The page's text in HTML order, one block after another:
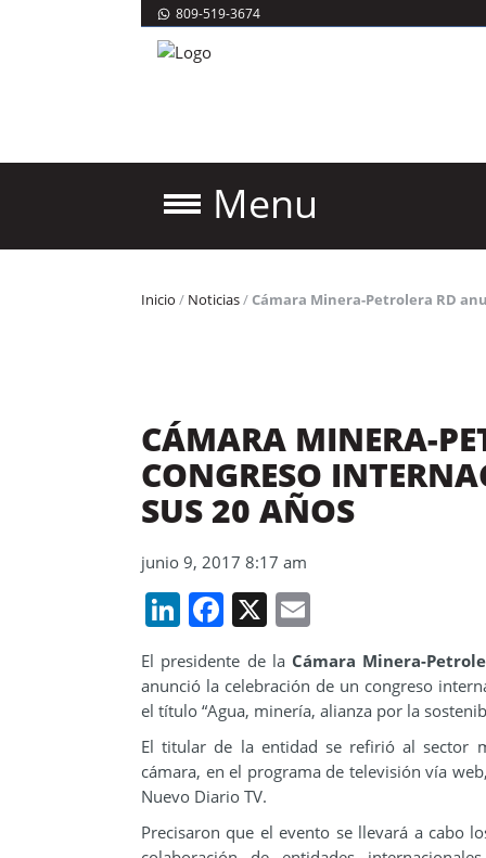
809-519-3674
Menu
Inicio / Noticias/Cámara Minera-Petrolera RD
CÁMARA MINERA-
CONGRESO
SUS 20 AÑOS
junio 9, 2017 8:17 am
LinkedIn
Facebook
X
El presidente de la Cámara Minera-
anunció la celebración de un congreso
el título “Agua, minería, alianza por la
El titular de la entidad se refirió al sector
cámara, en el programa de televisión vía
Nuevo Diario TV.
Precisaron que el evento se llevará a cabo